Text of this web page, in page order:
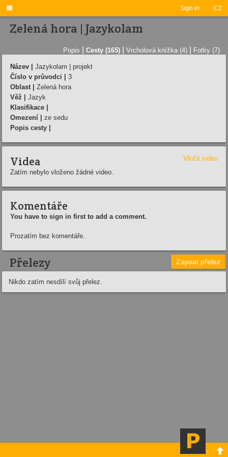
Sign in CZ

Zelená hora | Jazykolam
Popis Cesty (165) Vrcholová knížka (4) Fotky (7)
Název |
Jazykolam | projekt
Číslo v průvodci |
3
Oblast |
Zelená hora
Věž |
Jazyk
Klasifikace |
Omezení |
ze sedu
Popis cesty |
Videa
Vložit video
Zatím nebylo vloženo žádné video.
Komentáře
You have to sign in first to add a comment.
Prozatím bez komentáře.
Přelezy Zapsat přelez
Nikdo zatím nesdílí svůj přelez.
